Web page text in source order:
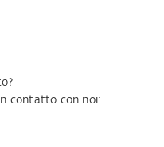
contatto con noi: